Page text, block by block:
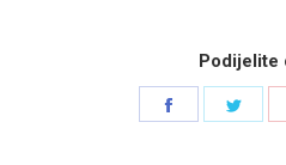
Podijelite